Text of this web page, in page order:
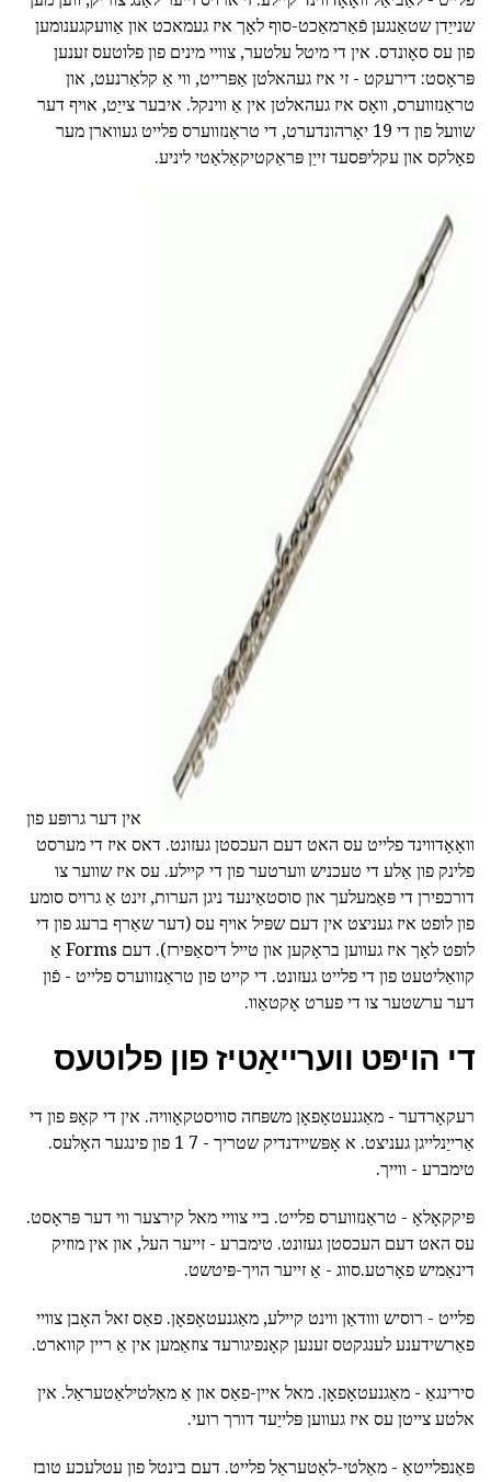
שנייַדן שטאַנגען פֿאַרמאַכט-סוף לאָך איז געמאכט און אַוועקגענומען
פון עס סאָונדס. אין די מיטל עלטער, צוויי מינים פון פלוטעס זענען
פּראָסט: דירעקט - זי איז געהאלטן אַפּרייט, ווי אַ קלאַרנעט, און
טראַנזווערס, וואָס איז געהאלטן אין אַ ווינקל. איבער צייַט, אויף דער
שוועל פון די 19 יאָרהונדערט, די טראַנזווערס פלייט געווארן מער
פאָלקס און עקליפּסעד זייַן פּראַקטיקאַלאַטי ליניע.
אין דער גרופּע פון
וואָאָדווינד פלייט עס האט דעם העכסטן געזונט. דאס איז די מערסט
פלינק פון אַלע די טעכניש ווערטער פון די קיילע. עס איז שווער צו
דורכפירן די פּאַמעלעך און סוסטאַינעד ניגן הערות, זינט אַ גרויס סומע
פון לופט איז געניצט אין דעם שפּיל אויף עס (דער שאַרף ברעג פון די
לופט לאָך איז געווען בראָקען און טייל דיסאַפּירז). דעם Forms אַ
קוואַליטעט פון די פלייט געזונט. די קייט פון טראַנזווערס פלייט - פֿון
דער ערשטער צו די פערט אָקטאַוו.
די הויפּט ווערייאַטיז פון פלוטעס
רעקאָרדער - מאַגנעטאָפאָן משפּחה סוויסטקאָוויה. אין די קאָפּ פון די
אַרייַנלייגן געניצט. א אָפּשיידנדיק שטריך - 7 1 פון פינגער האָלעס.
טימברע - ווייך.
פּיקקאָלאָ - טראַנזווערס פלייט. ביי צוויי מאל קירצער ווי דער פּראָסט.
עס האט דעם העכסטן געזונט. טימברע - זייער העל, און אין מוזיק
דינאַמיש פאָרטע.סווג - אַ זייער הויך-פּיטשט.
פלייט - רוסיש ווודאַן ווינט קיילע, מאַגנעטאָפאָן. פאַס זאל האָבן צוויי
פאַרשידענע לענגקטס זענען קאָנפיגורעד צוזאַמען אין אַ ריין קווארט.
סירינגאַ - מאַגנעטאָפאָן. מאל איין-פאַס און אַ מאַלטילאַטעראַל. אין
אלטע צייטן עס איז געווען פּלייַעד דורך רועי.
פּאַנפלייטאַ - מאַלטי-לאַטעראַל פלייט. דעם בינטל פון עטלעכע טובז